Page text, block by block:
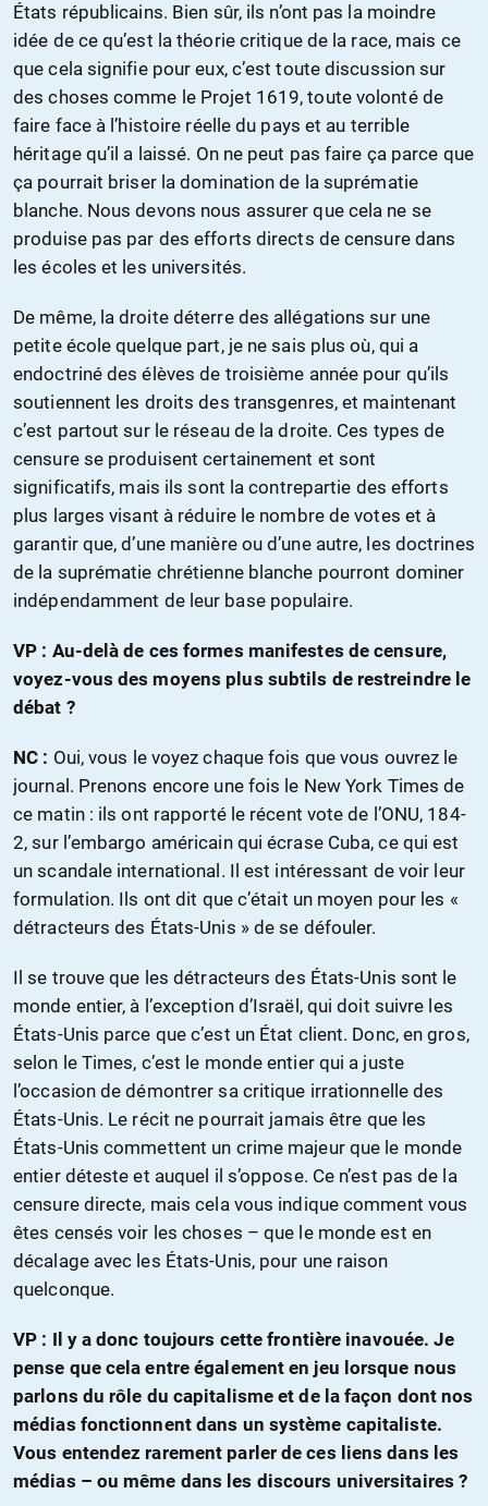
États républicains. Bien sûr, ils n’ont pas la moindre
idée de ce qu’est la théorie critique de la race, mais ce
que cela signifie pour eux, c’est toute discussion sur
des choses comme le Projet 1619, toute volonté de
faire face à l’histoire réelle du pays et au terrible
héritage qu’il a laissé. On ne peut pas faire ça parce que
ça pourrait briser la domination de la suprématie
blanche. Nous devons nous assurer que cela ne se
produise pas par des efforts directs de censure dans
les écoles et les universités.
De même, la droite déterre des allégations sur une
petite école quelque part, je ne sais plus où, qui a
endoctriné des élèves de troisième année pour qu’ils
soutiennent les droits des transgenres, et maintenant
c’est partout sur le réseau de la droite. Ces types de
censure se produisent certainement et sont
significatifs, mais ils sont la contrepartie des efforts
plus larges visant à réduire le nombre de votes et à
garantir que, d’une manière ou d’une autre, les doctrines
de la suprématie chrétienne blanche pourront dominer
indépendamment de leur base populaire.
VP : Au-delà de ces formes manifestes de censure,
voyez-vous des moyens plus subtils de restreindre le
débat ?
NC : Oui, vous le voyez chaque fois que vous ouvrez le
journal. Prenons encore une fois le New York Times de
ce matin : ils ont rapporté le récent vote de l’ONU, 184-
2, sur l’embargo américain qui écrase Cuba, ce qui est
un scandale international. Il est intéressant de voir leur
formulation. Ils ont dit que c’était un moyen pour les «
détracteurs des États-Unis » de se défouler.
Il se trouve que les détracteurs des États-Unis sont le
monde entier, à l’exception d’Israël, qui doit suivre les
États-Unis parce que c’est un État client. Donc, en gros,
selon le Times, c’est le monde entier qui a juste
l’occasion de démontrer sa critique irrationnelle des
États-Unis. Le récit ne pourrait jamais être que les
États-Unis commettent un crime majeur que le monde
entier déteste et auquel il s’oppose. Ce n’est pas de la
censure directe, mais cela vous indique comment vous
êtes censés voir les choses – que le monde est en
décalage avec les États-Unis, pour une raison
quelconque.
VP : Il y a donc toujours cette frontière inavouée. Je
pense que cela entre également en jeu lorsque nous
parlons du rôle du capitalisme et de la façon dont nos
médias fonctionnent dans un système capitaliste.
Vous entendez rarement parler de ces liens dans les
médias – ou même dans les discours universitaires ?